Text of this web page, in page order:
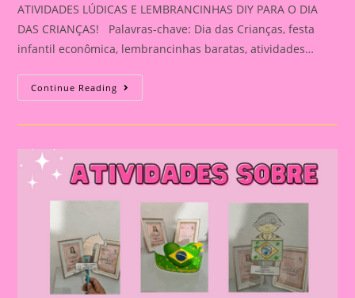
ATIVIDADES LÚDICAS E LEMBRANCINHAS DIY PARA O DIA
DAS CRIANÇAS! Palavras-chave: Dia das Crianças, festa
infantil econômica, lembrancinhas baratas, atividades…
Continue Reading FESTA
INCRÍVEL
GASTAR
DIAS
DE
ATIVIDADES
LÚDICAS
E
LEMBRANCINHAS
PARA
O
DIA
DAS
CRIANÇAS!